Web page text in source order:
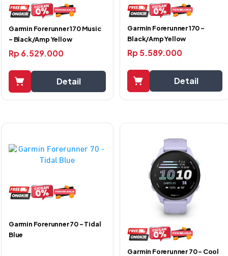
Garmin Forerunner 170 Music
– Black/Amp Yellow
Rp6.529.000
Detail
Garmin Forerunner 170 –
Black/Amp Yellow
Rp5.589.000
Detail
Garmin Forerunner 70 – Tidal
Blue
Garmin Forerunner 70 – Cool